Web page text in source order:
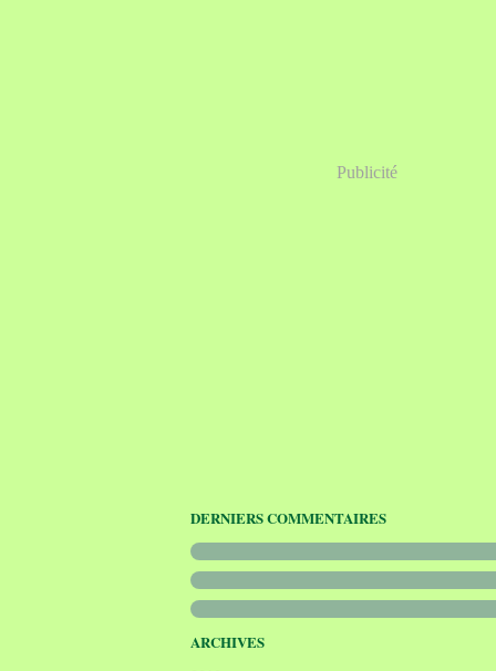
Publicité
DERNIERS COMMENTAIRES
ARCHIVES